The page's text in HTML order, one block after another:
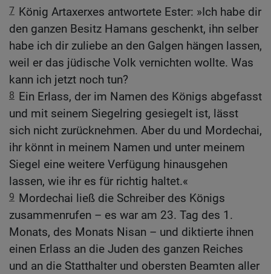
7 König Artaxerxes antwortete Ester: »Ich habe dir
den ganzen Besitz Hamans geschenkt, ihn selber
habe ich dir zuliebe an den Galgen hängen lassen,
weil er das jüdische Volk vernichten wollte. Was
kann ich jetzt noch tun?
8 Ein Erlass, der im Namen des Königs abgefasst
und mit seinem Siegelring gesiegelt ist, lässt
sich nicht zurücknehmen. Aber du und Mordechai,
ihr könnt in meinem Namen und unter meinem
Siegel eine weitere Verfügung hinausgehen
lassen, wie ihr es für richtig haltet.«
9 Mordechai ließ die Schreiber des Königs
zusammenrufen – es war am 23. Tag des 1.
Monats, des Monats Nisan – und diktierte ihnen
einen Erlass an die Juden des ganzen Reiches
und an die Statthalter und obersten Beamten aller